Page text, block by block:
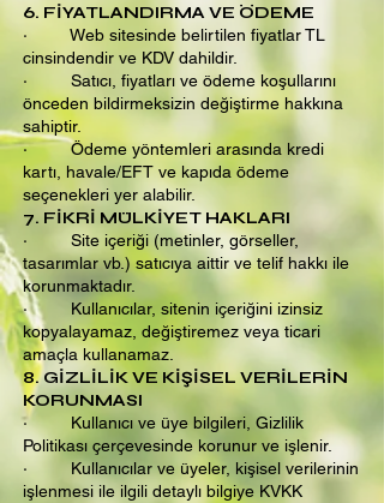
6. FİYATLANDIRMA VE ÖDEME
· Web sitesinde belirtilen fiyatlar TL
cinsindendir ve KDV dahildir.
· Satıcı, fiyatları ve ödeme koşullarını
önceden bildirmeksizin değiştirme hakkına
sahiptir.
· Ödeme yöntemleri arasında kredi
kartı, havale/EFT ve kapıda ödeme
seçenekleri yer alabilir.
7. FİKRİ MÜLKİYET HAKLARI
· Site içeriği (metinler, görseller,
tasarımlar vb.) satıcıya aittir ve telif hakkı ile
korunmaktadır.
· Kullanıcılar, sitenin içeriğini izinsiz
kopyalayamaz, değiştiremez veya ticari
amaçla kullanamaz.
8. GİZLİLİK VE KİŞİSEL VERİLERİN
KORUNMASI
· Kullanıcı ve üye bilgileri, Gizlilik
Politikası çerçevesinde korunur ve işlenir.
· Kullanıcılar ve üyeler, kişisel verilerinin
işlenmesi ile ilgili detaylı bilgiye KVKK